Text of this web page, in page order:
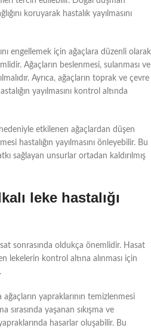
koruyarak hastalık yayılmasını
engellemek için ağaçlara düzenli olarak
Ağaçların beslenmesi, sulanması ve
Ayrıca, ağaçların toprak ve çevre
yayılmasını kontrol altında
nedeniyle etkilenen ağaçlardan düşen
hastalığın yayılmasını önleyebilir. Bu
sağlayan unsurlar ortadan kaldırılmış
leke hastalığı
sonrasında oldukça önemlidir. Hasat
lekelerin kontrol altına alınması için
yapraklarının temizlenmesi
yaşanan sıkışma ve
hasarlar oluşabilir. Bu